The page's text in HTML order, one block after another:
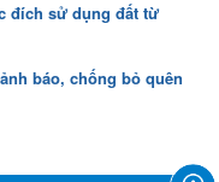
đích sử dụng đất từ
báo, chống bỏ quên